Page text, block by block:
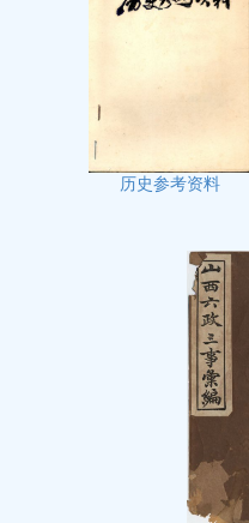
历史参考资料